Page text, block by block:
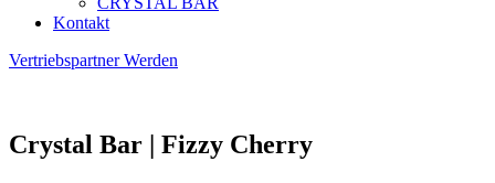
Kontakt
Vertriebspartner Werden
Crystal Bar | Fizzy Cherry